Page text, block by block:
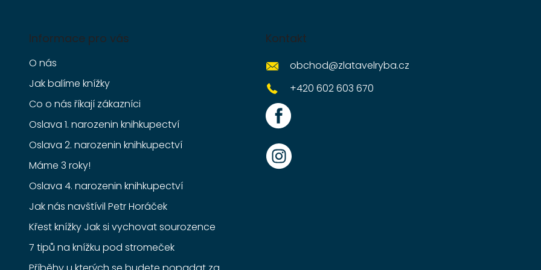
Informace pro vás
O nás
Jak balíme knížky
Co o nás říkají zákazníci
Oslava 1. narozenin knihkupectví
Oslava 2. narozenin knihkupectví
Máme 3 roky!
Oslava 4. narozenin knihkupectví
Jak nás navštívil Petr Horáček
Křest knížky Jak si vychovat sourozence
7 tipů na knížku pod stromeček
Kontakt
obchod@zlatavelryba.cz
+420 602 603 670